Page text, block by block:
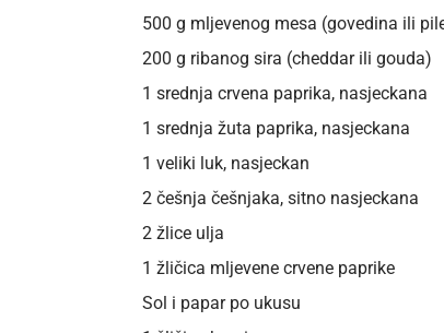
500 g mljevenog mesa (govedina ili
200 g ribanog sira (cheddar ili gouda)
1 srednja crvena paprika, nasjeckana
1 srednja žuta paprika, nasjeckana
1 veliki luk, nasjeckan
2 češnja češnjaka, sitno nasjeckana
2 žlice ulja
1 žličica mljevene crvene paprike
Sol i papar po ukusu